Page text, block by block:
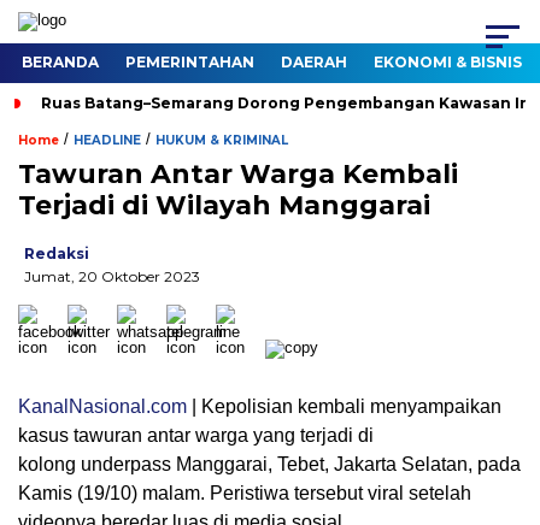
BERANDA PEMERINTAHAN DAERAH EKONOMI & BISNIS
Ruas Batang–Semarang Dorong Pengembangan Kawasan
Home / HEADLINE / HUKUM & KRIMINAL
Tawuran Antar Warga Kembali
Terjadi di Wilayah Manggarai
Redaksi
Jumat, 20 Oktober 2023
KanalNasional.com | Kepolisian kembali menyampaikan
kasus tawuran antar warga yang terjadi di
kolong underpass Manggarai, Tebet, Jakarta Selatan, pada
Kamis (19/10) malam. Peristiwa tersebut viral setelah